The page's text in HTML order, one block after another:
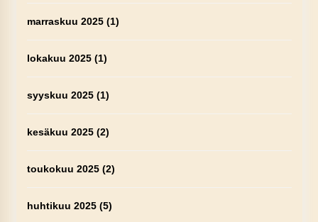
marraskuu 2025(1)
lokakuu 2025(1)
syyskuu 2025(1)
kesäkuu 2025(2)
toukokuu 2025(2)
huhtikuu 2025(5)